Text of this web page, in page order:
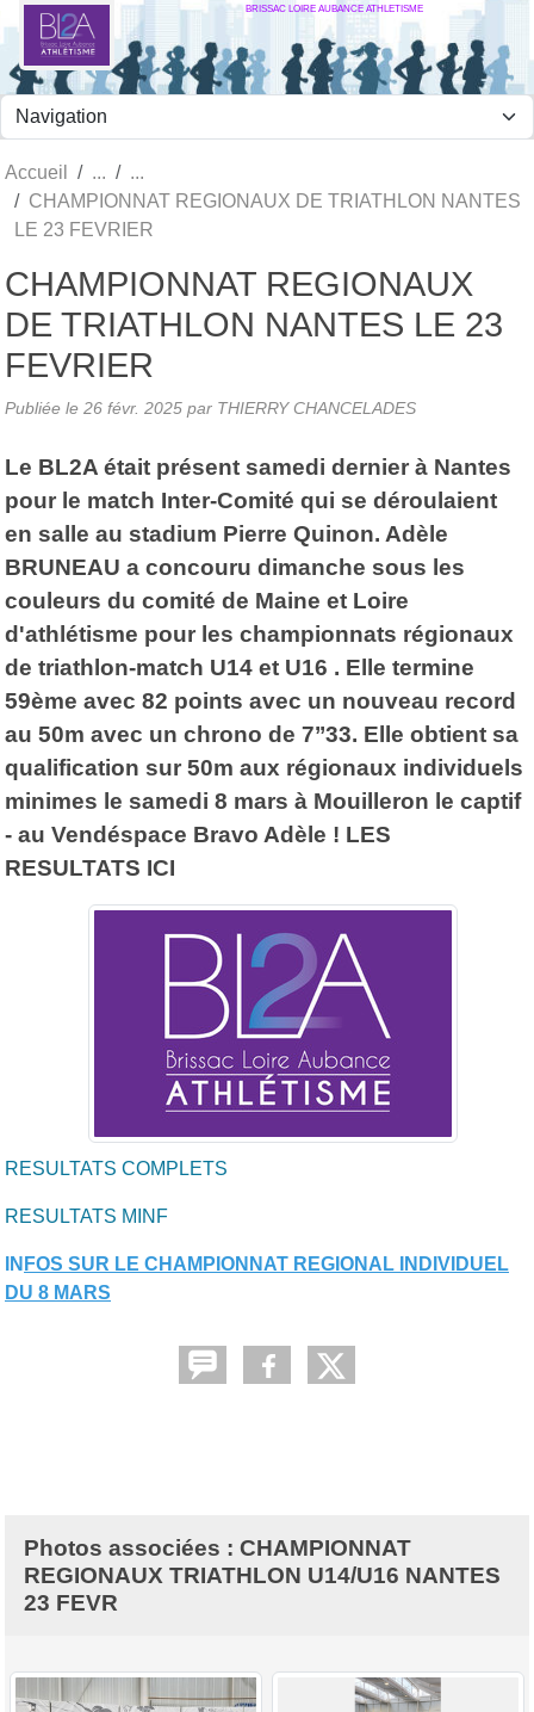
BRISSAC LOIRE AUBANCE ATHLETISME
Accueil
CHAMPIONNAT REGIONAUX DE TRIATHLON NANTES
LE 23 FEVRIER
CHAMPIONNAT REGIONAUX
DE TRIATHLON NANTES LE 23
FEVRIER
Publiée le 26 févr. 2025 par THIERRY CHANCELADES
Le BL2A était présent samedi dernier à Nantes
pour le match Inter-Comité qui se déroulaient
en salle au stadium Pierre Quinon. Adèle
BRUNEAU a concouru dimanche sous les
couleurs du comité de Maine et Loire
d'athlétisme pour les championnats régionaux
de triathlon-match U14 et U16 . Elle termine
59ème avec 82 points avec un nouveau record
au 50m avec un chrono de 7’’33. Elle obtient sa
qualification sur 50m aux régionaux individuels
minimes le samedi 8 mars à Mouilleron le captif
- au Vendéspace Bravo Adèle ! LES
RESULTATS ICI
RESULTATS COMPLETS
RESULTATS MINF
IN FOS SUR LE CHAMPIONNAT REGIONAL INDIVIDUEL
DU 8 MARS
Photos associées : CHAMPIONNAT
REGIONAUX TRIATHLON U14/U16 NANTES
23 FEVR
Panneau de gestion des cookies